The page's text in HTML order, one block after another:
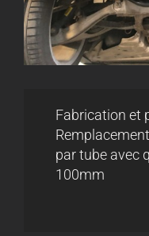
Fabrication et
par tube avec
100mm